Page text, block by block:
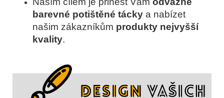
barevné potištěné tácky a nabízet
našim zákazníkům produkty nejvyšší
kvality.